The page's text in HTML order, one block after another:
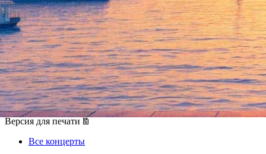
Apocalyptica представит
новый альбом и новое
звучание
12 декабря 2015, суббота,20.00
Версия для печати
Все концерты